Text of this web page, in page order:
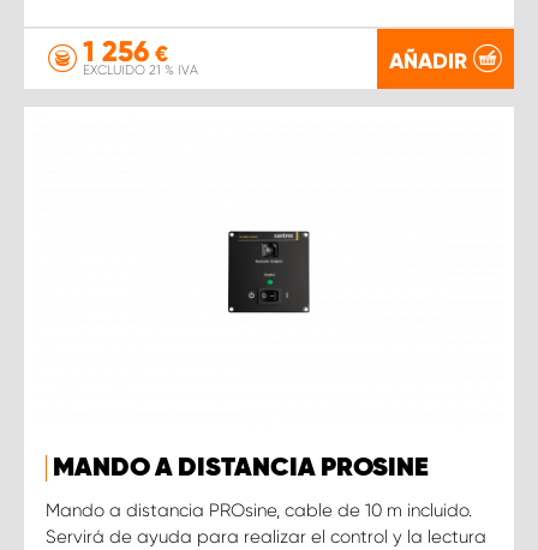
1 256 €
EXCLUIDO 21 % IVA AÑADIR
MANDO A DISTANCIA PROSINE
Mando a distancia PROsine, cable de 10 m incluido.
Servirá de ayuda para realizar el control y la lectura